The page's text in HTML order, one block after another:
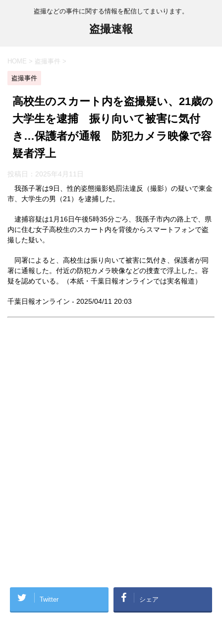
盗撮などの事件に関する情報を配信してまいります。
盗撮速報
HOME > 盗撮事件 >
盗撮事件
高校生のスカート内を盗撮疑い、21歳の
大学生を逮捕 振り向いて被害に気付
き…保護者が通報 防犯カメラ映像で容
疑者浮上
投稿日： 2025年4月11日
我孫子署は9日、性的姿態撮影処罰法違反（撮影）の疑いで東金
市、大学生の男（21）を逮捕した。
逮捕容疑は1月16日午後5時35分ごろ、我孫子市内の路上で、県
内に住む女子高校生のスカート内を背後からスマートフォンで盗
撮した疑い。
同署によると、高校生は振り向いて被害に気付き、保護者が同
署に通報した。付近の防犯カメラ映像などの捜査で浮上した。容
疑を認めている。（本紙・千葉日報オンラインでは実名報道）
千葉日報オンライン - 2025/04/11 20:03
Twitter シェア